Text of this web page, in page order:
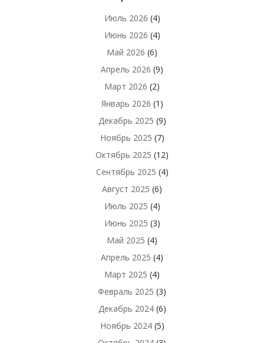
Июль 2026 (4)
Июнь 2026 (4)
Май 2026 (6)
Апрель 2026 (9)
Март 2026 (2)
Январь 2026 (1)
Декабрь 2025 (9)
Ноябрь 2025 (7)
Октябрь 2025 (12)
Сентябрь 2025 (4)
Август 2025 (6)
Июль 2025 (4)
Июнь 2025 (3)
Май 2025 (4)
Апрель 2025 (4)
Март 2025 (4)
Февраль 2025 (3)
Декабрь 2024(6)
Ноябрь 2024(5)